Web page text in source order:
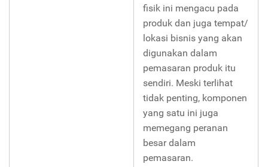
fisik ini mengacu pada
produk dan juga tempat/
lokasi bisnis yang akan
digunakan dalam
pemasaran produk itu
sendiri. Meski terlihat
tidak penting, komponen
yang satu ini juga
memegang peranan
besar dalam
pemasaran.